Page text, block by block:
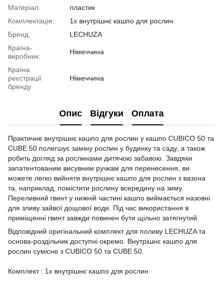
Матеріал:
пластик
Комплектація:
1x внутрішнє кашпо для рослин
Бренд:
LECHUZA
Країна-
виробник:
Німеччина
Країна
реєстрації
бренду
Німеччина
Опис Відгуки Оплата
Практичне внутрішнє кашпо для рослин у кашпо CUBICO 50 та
CUBE 50 полегшує заміну рослин у будинку та саду, а також
робить догляд за рослинами дитячою забавою. Завдяки
запатентованим висувним ручкам для перенесення, ви
можете легко вийняти внутрішнє кашпо для рослин з вазона
та, наприклад, помістити рослину всередину на зиму.
Переливний гвинт у нижній частині кашпо виймається назовні
для зливу зайвої дощової води. Під час використання в
приміщенні гвинт завжди повинен бути щільно затягнутий.
Відповідний оригінальний комплект для поливу LECHUZA та
основа-роздільник доступні окремо. Внутрішнє кашпо для
рослин сумісне з CUBICO 50 та CUBE 50.
Комплект : 1x внутрішнє кашпо для рослин